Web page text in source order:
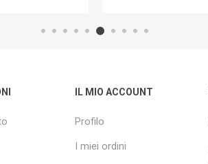
IL MIO ACCOUNT
Profilo
I miei ordini